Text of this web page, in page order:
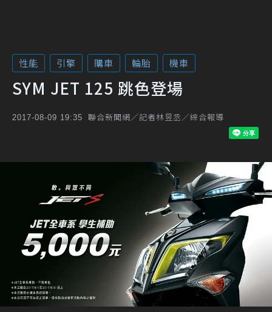
性能 引擎 購車 輪胎 機車
SYM JET 125 跳色登場
2017-08-09 19:35 聯合新聞網／記者林昱丞／綜合報導